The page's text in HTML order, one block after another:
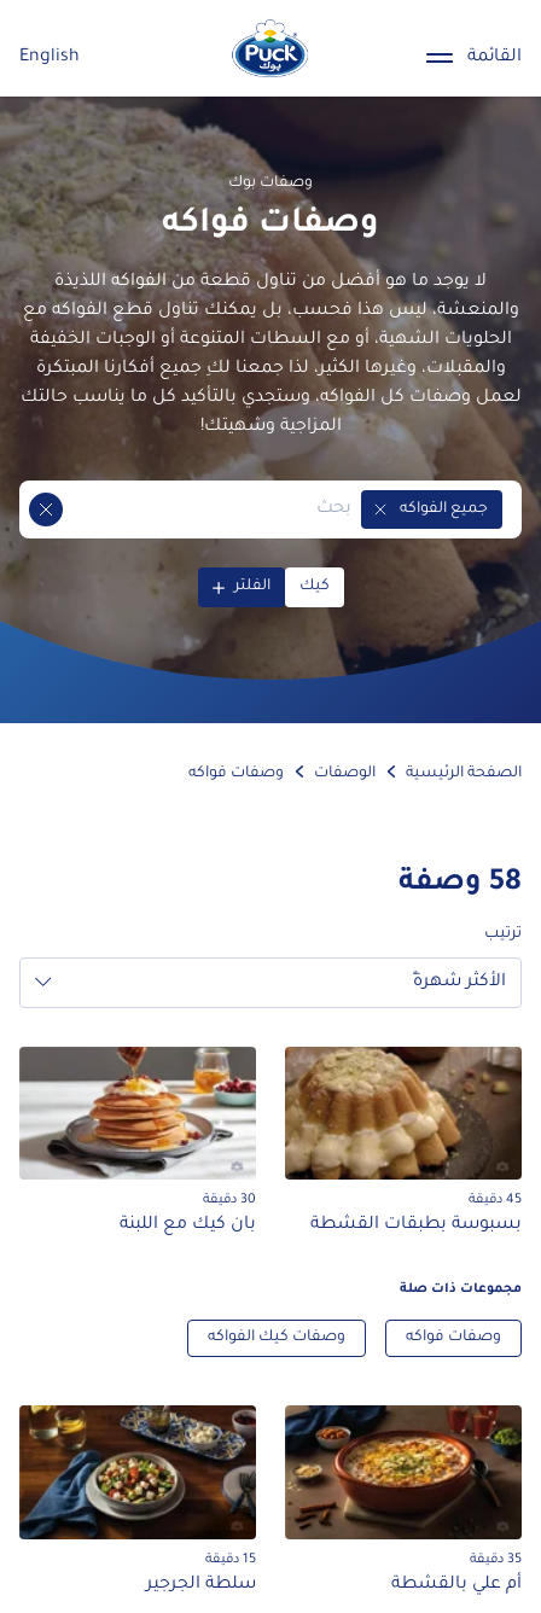
القائمة English
وصفات بوك
وصفات فواكه
لا يوجد ما هو أفضل من تناول قطعة من الفواكه اللذيذة
والمنعشة، ليس هذا فحسب، بل يمكنك تناول قطع الفواكه مع
الحلويات الشهية، أو مع السطات المتنوعة أو الوجبات الخفيفة
والمقبلات، وغيرها الكثير، لذا جمعنا لكِ جميع أفكارنا المبتكرة
لعمل وصفات كل الفواكه، وستجدي بالتأكيد كل ما يناسب حالتك
المزاجية وشهيتك!
جميع الفواكه
Remove Tag
كيك الفلتر
الصفحة الرئيسية الوصفات وصفات فواكه
58 وصفة
ترتيب
الأكثر شهرةً
45 دقيقة
بسبوسة بطبقات القشطة
30 دقيقة
بان كيك مع اللبنة
مجموعات ذات صلة
وصفات فواكه وصفات كيك الفواكه
35 دقيقة
أم علي بالقشطة
15 دقيقة
سلطة الجرجير